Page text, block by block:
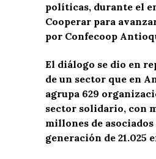
políticas, durante el
Cooperar para
por Confecoop
El diálogo se dio en
de un sector que en
agrupa 629
sector solidario, con
millones de asociados
generación de 21.025